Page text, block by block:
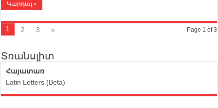
Կարդալ »
Page 1 of 3
1 2 3 »
Տռանսլիտ
Հայատառ
Latin Letters (Beta)